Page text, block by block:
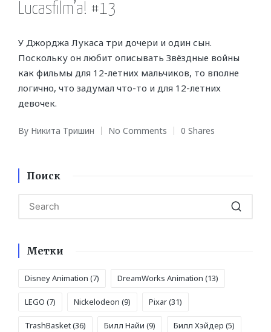
Lucasfilm’a! #13
У Джорджа Лукаса три дочери и один сын.
Поскольку он любит описывать Звёздные войны
как фильмы для 12-летних мальчиков, то вполне
логично, что задумал что-то и для 12-летних
девочек.
Posted
By Никита Тришин No Comments 0 Shares
Поиск
Метки
Disney Animation (7) DreamWorks Animation (13)
LEGO (7) Nickelodeon (9) Pixar(31)
TrashBasket(36) Билл Найи (9) Билл Хэйдер (5)